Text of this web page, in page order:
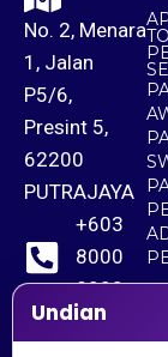
No. 2, Menara
1, Jalan
P5/6,
Presint 5,
62200
PUTRAJAYA
+603
8000
8000
+603
Undian